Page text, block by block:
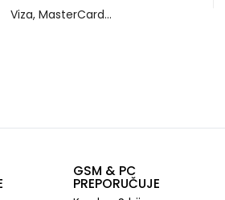
Viza, MasterCard...
GSM & PC
PREPORUČUJE